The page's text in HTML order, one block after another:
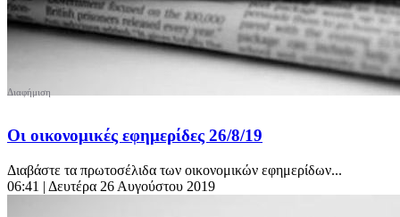
Οι οικονομικές εφημερίδες 26/8/19
Διαβάστε τα πρωτοσέλιδα των οικονομικών εφημερίδων...
06:41 | Δευτέρα 26 Αυγούστου 2019